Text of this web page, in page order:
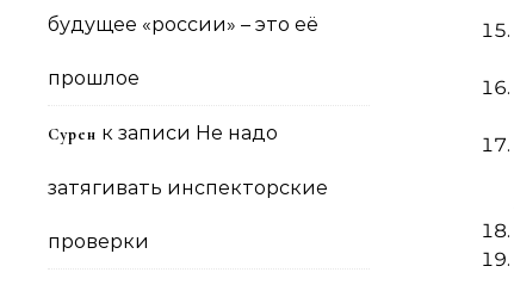
будущее «россии» – это её
прошлое
Сурен к записи Не надо
затягивать инспекторские
проверки